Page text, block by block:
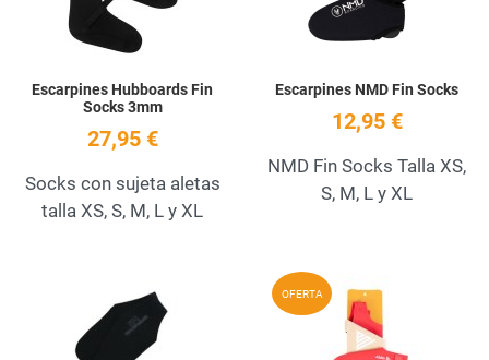
Escarpines Hubboards Fin
Socks 3mm
27,95 €
Socks con sujeta aletas
talla XS, S, M, L y XL
Escarpines NMD Fin Socks
12,95 €
NMD Fin Socks Talla XS,
S, M, L y XL
Add to Wishlist
OFERTA